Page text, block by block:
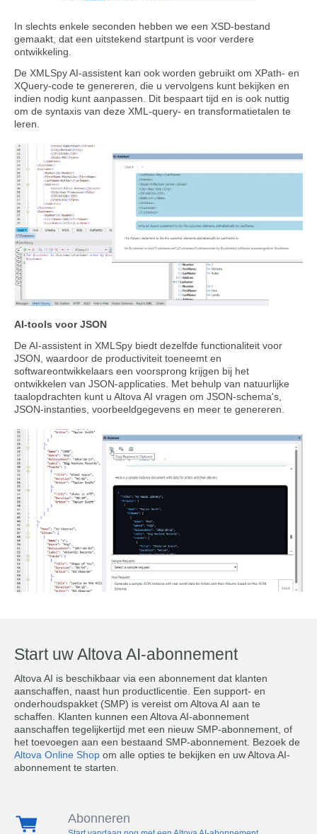
In slechts enkele seconden hebben we een XSD-bestand
gemaakt, dat een uitstekend startpunt is voor verdere
ontwikkeling.
De XMLSpy AI-assistent kan ook worden gebruikt om XPath- en
XQuery-code te genereren, die u vervolgens kunt bekijken en
indien nodig kunt aanpassen. Dit bespaart tijd en is ook nuttig
om de syntaxis van deze XML-query- en transformatietalen te
leren.
AI-tools voor JSON
De AI-assistent in XMLSpy biedt dezelfde functionaliteit voor
JSON, waardoor de productiviteit toeneemt en
softwareontwikkelaars een voorsprong krijgen bij het
ontwikkelen van JSON-applicaties. Met behulp van natuurlijke
taalopdrachten kunt u Altova AI vragen om JSON-schema's,
JSON-instanties, voorbeeldgegevens en meer te genereren.
Start uw Altova AI-abonnement
Altova AI is beschikbaar via een abonnement dat klanten
aanschaffen, naast hun productlicentie. Een support- en
onderhoudspakket (SMP) is vereist om Altova AI aan te
schaffen. Klanten kunnen een Altova AI-abonnement
aanschaffen tegelijkertijd met een nieuw SMP-abonnement, of
het toevoegen aan een bestaand SMP-abonnement. Bezoek de
Altova Online Shop om alle opties te bekijken en uw Altova AI-
abonnement te starten.
Abonneren